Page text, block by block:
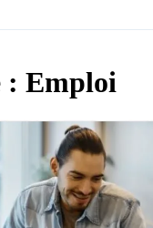
: Emploi